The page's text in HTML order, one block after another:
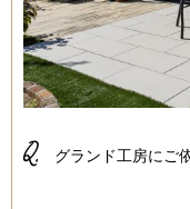
Q. グランド工房にご